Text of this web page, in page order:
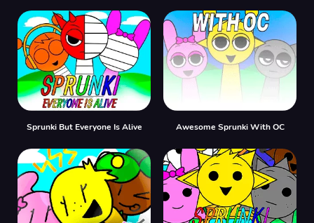
Sprunki But Everyone Is Alive Awesome Sprunki With OC